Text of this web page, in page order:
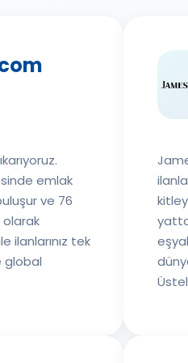
emlak
ve 76
olarak
ilanlarınız tek
global